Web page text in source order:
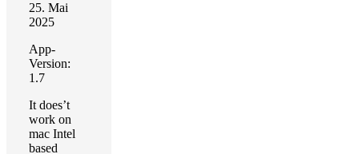
25. Mai
2025
App-
Version:
1.7
It does’t
work on
mac Intel
based